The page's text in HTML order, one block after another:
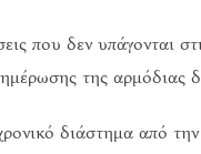
που δεν υπάγονται
της αρμόδιας
διάστημα από